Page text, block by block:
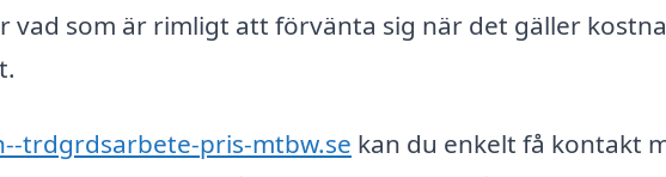
vad som är rimligt att förvänta sig när det gäller
trdgrdsarbete-pris-mtbw.se kan du enkelt få kontakt